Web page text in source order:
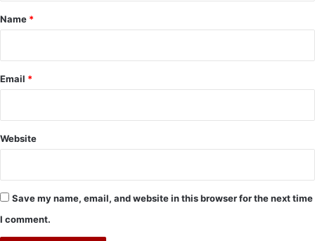
*
Name *
Email *
Website
Save my name, email, and website in this browser for the next time
I comment.